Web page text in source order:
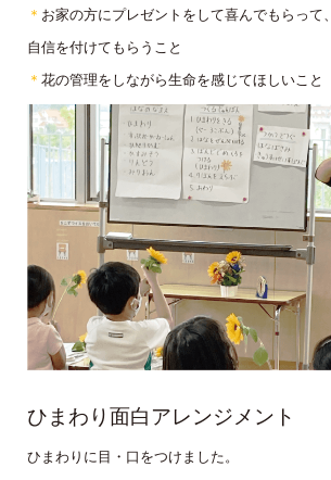
＊ お家の方にプレゼントをして喜んでもらって、
自信を付けてもらうこと
＊ 花の管理をしながら生命を感じてほしいこと
ひまわり面白アレンジメント
ひまわりに目・口をつけました。